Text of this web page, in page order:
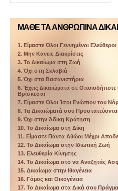
ΜΑΘΕ ΤΑ ΑΝΘΡΩΠΙΝΑ
1. Είµαστε Όλοι Γεννηµένοι Ελεύθεροι
2. Μην Κάνεις Διακρίσεις
3. Το ∆ικαίωµα στη Ζωή
4. Όχι στη Σκλαβιά
5. Όχι στα Βασανιστήρια
6. Έχεις ∆ικαιώµατα σε
Βρίσκεσαι
7. Είµαστε Όλοι Ίσοι Ενώπιον του
8. Τα Δικαιώµατά σου
9. Όχι στην Άδικη Κράτηση
10. Το Δικαίωµα στη Δίκη
11. Είµαστε Πάντα Αθώοι Μέχρι
12. Το Δικαίωµα στην Ιδιωτική Ζωή
13. Ελευθερία Κίνησης
14. Το Δικαίωµα στο να Αναζητάς
15. Δικαίωμα στην Ιθαγένεια
16. Γάµος και Οικογένεια
17. Το Δικαίωµα στα Δικά σου